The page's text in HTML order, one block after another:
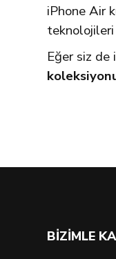
iPhone Air
teknolojileri
Eğer siz de
BİZİMLE